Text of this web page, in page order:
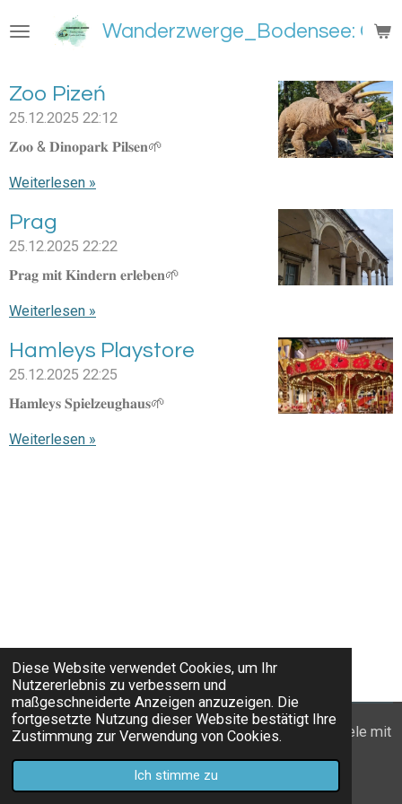
Diese Website verwendet Cookies, um Ihr
Nutzererlebnis zu verbessern und
maßgeschneiderte Anzeigen anzuzeigen. Die
fortgesetzte Nutzung dieser Website bestätigt Ihre
Zustimmung zur Verwendung von Cookies.
Ich stimme zu
Hauptinhalt
Wanderzwerge_Bodensee:
Zoo Pizeń
25.12.2025 22:12
𝐙𝐨𝐨 & 𝐃𝐢𝐧𝐨𝐩𝐚𝐫𝐤 𝐏𝐢𝐥𝐬𝐞𝐧🌱
Weiterlesen »
Prag
25.12.2025 22:22
𝐏𝐫𝐚𝐠 𝐦𝐢𝐭 𝐊𝐢𝐧𝐝𝐞𝐫𝐧 𝐞𝐫𝐥𝐞𝐛𝐞𝐧🌱
Weiterlesen »
Hamleys Playstore
25.12.2025 22:25
𝐇𝐚𝐦𝐥𝐞𝐲𝐬 𝐒𝐩𝐢𝐞𝐥𝐳𝐞𝐮𝐠𝐡𝐚𝐮𝐬🌱
Weiterlesen »
© 2022 - 2026 Wanderzwerge_Bodensee: Ausflugsziele mit
Webador